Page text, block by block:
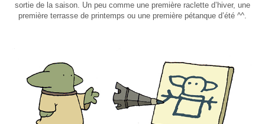
sortie de la saison. Un peu comme une première raclette d’hiver, une
première terrasse de printemps ou une première pétanque d’été ^^.